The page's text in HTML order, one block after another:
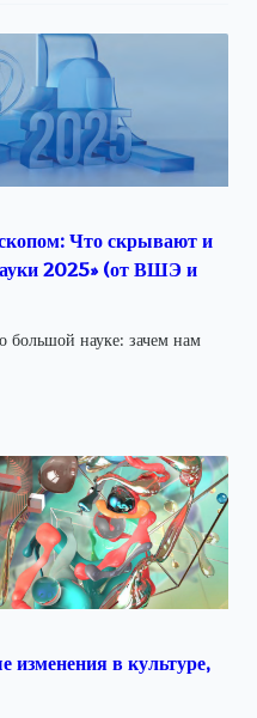
Что скрывают и
2025» (от ВШЭ и
большой науке: зачем нам
в культуре,